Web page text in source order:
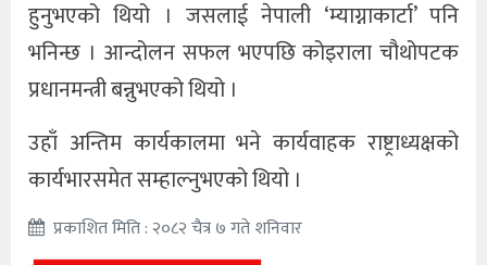
हुनुभएको थियो । जसलाई नेपाली ‘म्याग्नाकार्टा’ पनि
भनिन्छ । आन्दोलन सफल भएपछि कोइराला चौथोपटक
प्रधानमन्त्री बन्नुभएको थियो ।
उहाँ अन्तिम कार्यकालमा भने कार्यवाहक राष्ट्राध्यक्षको
कार्यभारसमेत सम्हाल्नुभएको थियो ।
प्रकाशित मिति : २०८२ चैत्र ७ गते शनिवार